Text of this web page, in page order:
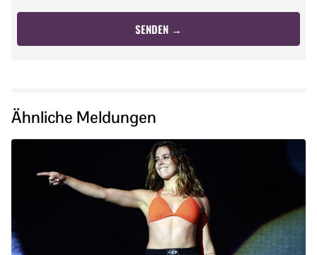
Ähnliche Meldungen